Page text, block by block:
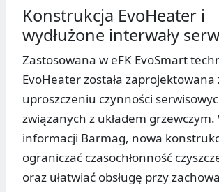
Konstrukcja EvoHeater i
wydłużone interwały
Zastosowana w eFK EvoSmart
EvoHeater została zaprojektowana
uproszczeniu czynności
związanych z układem grzewczym.
informacji Barmag, nowa
ograniczać czasochłonność
oraz ułatwiać obsługę przy